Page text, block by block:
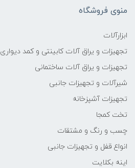
منوی فروشگاه
ابزارآلات
تجهیزات و یراق آلات کابینتی و کمد دیواری
تجهیزات و یراق آلات ساختمانی
شیرآلات و تجهیزات جانبی
تجهیزات آشپزخانه
تخت کمجا
چسب و رنگ و مشتقات
انواع قفل و تجهیزات جانبی
اینه بکلایت